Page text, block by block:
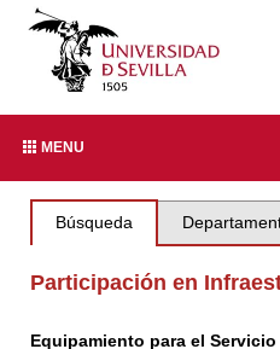
MENU
Búsqueda
Participación en
Equipamiento para el